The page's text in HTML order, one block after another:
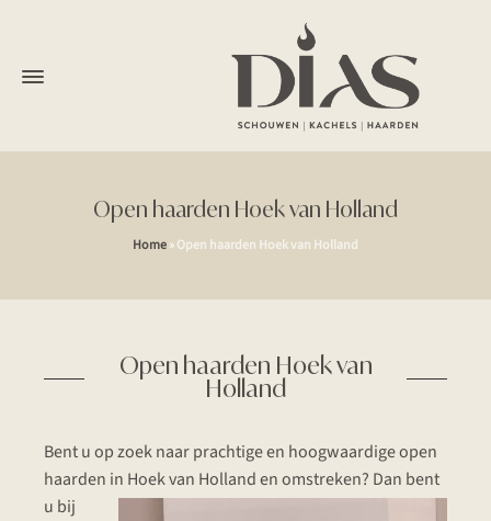
Open haarden Hoek van Holland
Home»Open haarden Hoek van Holland
Open haarden Hoek van
Holland
Bent u op zoek naar prachtige en hoogwaardige open
haarden in Hoek van Holland enomstreken? Dan bent
u bij